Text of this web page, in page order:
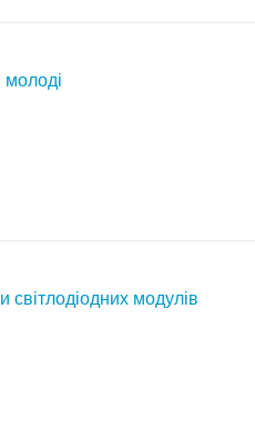
молоді
світлодіодних модулів